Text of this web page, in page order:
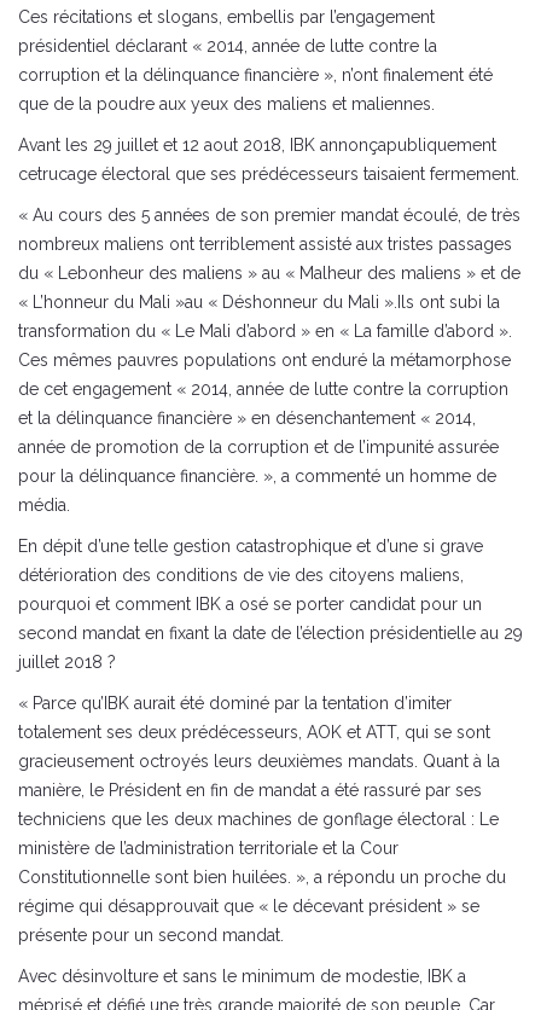
Ces récitations et slogans, embellis par l’engagement
présidentiel déclarant « 2014, année de lutte contre la
corruption et la délinquance financière », n’ont finalement été
que de la poudre aux yeux des maliens et maliennes.
Avant les 29 juillet et 12 aout 2018, IBK annonçapubliquement
cetrucage électoral que ses prédécesseurs taisaient fermement.
« Au cours des 5 années de son premier mandat écoulé, de très
nombreux maliens ont terriblement assisté aux tristes passages
du « Lebonheur des maliens » au « Malheur des maliens » et de
« L’honneur du Mali »au « Déshonneur du Mali ».Ils ont subi la
transformation du « Le Mali d’abord » en « La famille d’abord ».
Ces mêmes pauvres populations ont enduré la métamorphose
de cet engagement « 2014, année de lutte contre la corruption
et la délinquance financière » en désenchantement « 2014,
année de promotion de la corruption et de l’impunité assurée
pour la délinquance financière. », a commenté un homme de
média.
En dépit d’une telle gestion catastrophique et d’une si grave
détérioration des conditions de vie des citoyens maliens,
pourquoi et comment IBK a osé se porter candidat pour un
second mandat en fixant la date de l’élection présidentielle au 29
juillet 2018 ?
« Parce qu’IBK aurait été dominé par la tentation d’imiter
totalement ses deux prédécesseurs, AOK et ATT, qui se sont
gracieusement octroyés leurs deuxièmes mandats. Quant à la
manière, le Président en fin de mandat a été rassuré par ses
techniciens que les deux machines de gonflage électoral : Le
ministère de l’administration territoriale et la Cour
Constitutionnelle sont bien huilées. », a répondu un proche du
régime qui désapprouvait que « le décevant président » se
présente pour un second mandat.
Avec désinvolture et sans le minimum de modestie, IBK a
méprisé et défié une très grande majorité de son peuple. Car,